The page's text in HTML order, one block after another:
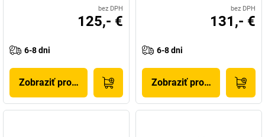
bez DPH
125,- €
6-8 dni
Zobraziť produkt
bez DPH
131,- €
6-8 dni
Zobraziť produkt